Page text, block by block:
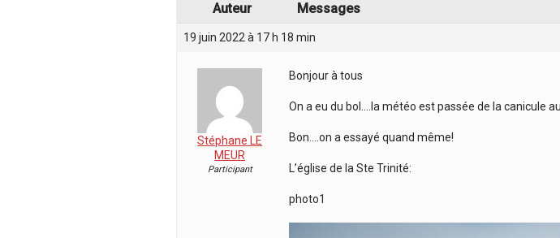
Auteur Messages
19 juin 2022 à 17 h 18 min
Stéphane LE
MEUR
Participant
Bonjour à tous
On a eu du bol….la météo est passée de la canicule
Bon….on a essayé quand même!
L’église de la Ste Trinité:
photo1